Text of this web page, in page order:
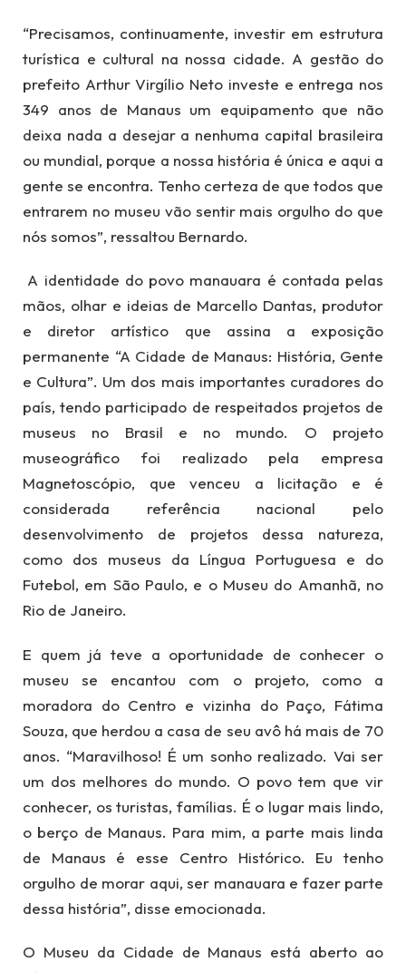
“Precisamos, continuamente, investir em estrutura
turística e cultural na nossa cidade. A gestão do
prefeito Arthur Virgílio Neto investe e entrega nos
349 anos de Manaus um equipamento que não
deixa nada a desejar a nenhuma capital brasileira
ou mundial, porque a nossa história é única e aqui a
gente se encontra. Tenho certeza de que todos que
entrarem no museu vão sentir mais orgulho do que
nós somos”, ressaltou Bernardo.
A identidade do povo manauara é contada pelas
mãos, olhar e ideias de Marcello Dantas, produtor
e diretor artístico que assina a exposição
permanente “A Cidade de Manaus: História, Gente
e Cultura”. Um dos mais importantes curadores do
país, tendo participado de respeitados projetos de
museus no Brasil e no mundo. O projeto
museográfico foi realizado pela empresa
Magnetoscópio, que venceu a licitação e é
considerada referência nacional pelo
desenvolvimento de projetos dessa natureza,
como dos museus da Língua Portuguesa e do
Futebol, em São Paulo, e o Museu do Amanhã, no
Rio de Janeiro.
E quem já teve a oportunidade de conhecer o
museu se encantou com o projeto, como a
moradora do Centro e vizinha do Paço, Fátima
Souza, que herdou a casa de seu avô há mais de 70
anos. “Maravilhoso! É um sonho realizado. Vai ser
um dos melhores do mundo. O povo tem que vir
conhecer, os turistas, famílias. É o lugar mais lindo,
o berço de Manaus. Para mim, a parte mais linda
de Manaus é esse Centro Histórico. Eu tenho
orgulho de morar aqui, ser manauara e fazer parte
dessa história”, disse emocionada.
O Museu da Cidade de Manaus está aberto ao